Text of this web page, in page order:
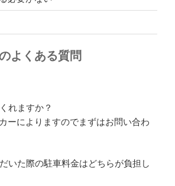
よくある質問
れますか？
ーによりますのでまずはお問い合わ
いた際の駐車料金はどちらが負担し